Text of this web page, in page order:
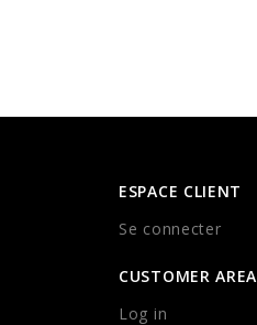
ESPACE CLIENT
Se connecter
CUSTOMER AREA
Log in